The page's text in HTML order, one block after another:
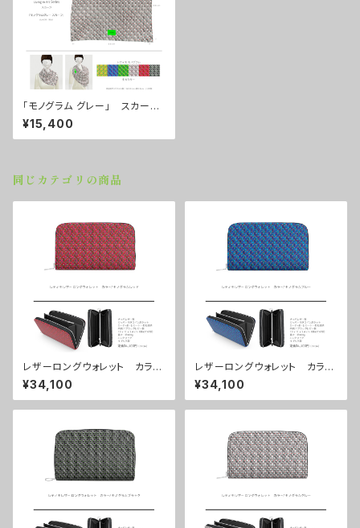
「モノグラム グレー」 スカー
フ ■配送まで3週間
¥15,400
同じカテゴリの商品
レザーロングウォレット カラ
ー/モノグラムレッド ■配送ま
で3週間
¥34,100
レザーロングウォレット カラ
ー/モノグラムブルー ■配送ま
で3週間
¥34,100